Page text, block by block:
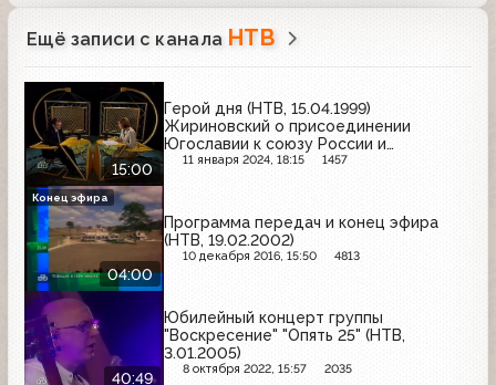
Ещё записи с канала НТВ
15:00
Герой дня (НТВ, 15.04.1999)
Жириновский о присоединении
Югославии к союзу России и
Белоруссии
11 января 2024, 18:15 1457
04:00
Программа передач и конец эфира
(НТВ, 19.02.2002)
10 декабря 2016, 15:50 4813
Конец эфира
40:49
Юбилейный концерт группы
"Воскресение" "Опять 25" (НТВ,
3.01.2005)
8 октября 2022, 15:57 2035